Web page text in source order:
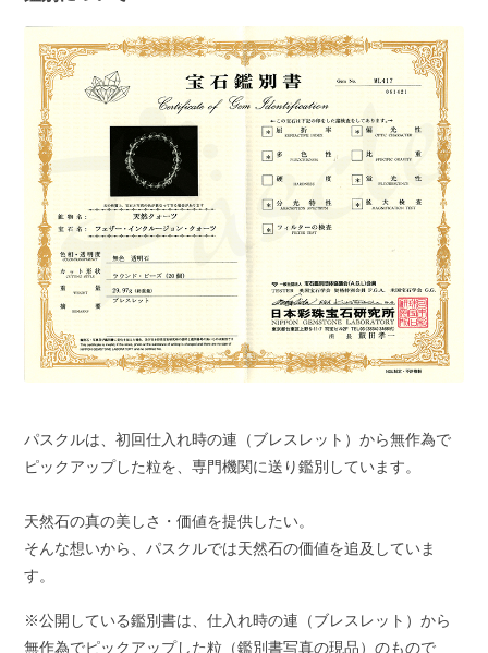
パスクルは、初回仕入れ時の連（ブレスレット）から無作為で
ピックアップした粒を、専門機関に送り鑑別しています。
天然石の真の美しさ・価値を提供したい。
そんな想いから、パスクルでは天然石の価値を追及していま
す。
※公開している鑑別書は、仕入れ時の連（ブレスレット）から
無作為でピックアップした粒（鑑別書写真の現品）のもので